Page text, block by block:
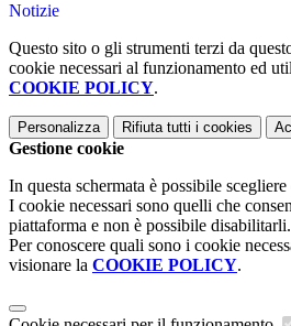
Notizie
Questo sito o gli strumenti terzi da
cookie necessari al funzionamento ed
COOKIE POLICY.
Personalizza Rifiuta tutti i cookies
Gestione cookie
In questa schermata è possibile
I cookie necessari sono quelli che
piattaforma e non è possibile disabilitarli.
Per conoscere quali sono i cookie
visionare la COOKIE POLICY.